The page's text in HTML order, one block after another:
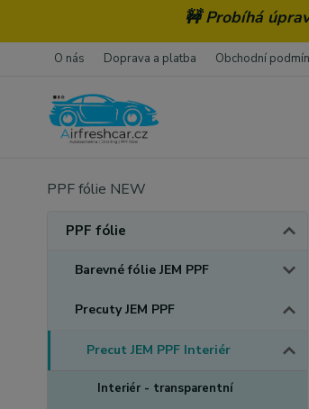
🚧 Probíhá
O nás Doprava a platba Obchodní
PPF fólie NEW
PPF fólie
Barevné fólie JEM PPF
Precuty JEM PPF
Precut JEM PPF Interiér
Interiér - transparentní